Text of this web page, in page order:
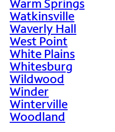
Warm Springs
Watkinsville
Waverly Hall
West Point
White Plains
Whitesburg
Wildwood
Winder
Winterville
Woodland